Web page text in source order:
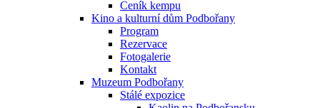
Ceník kempu
Kino a kulturní dům Podbořany
Program
Rezervace
Fotogalerie
Kontakt
Muzeum Podbořany
Stálé expozice